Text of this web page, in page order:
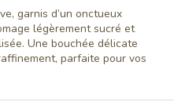
garnis d’un onctueux
légèrement sucré et
Une bouchée délicate
parfaite pour vos